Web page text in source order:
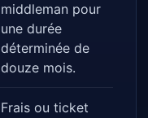
middleman pour
une durée
déterminée de
douze mois.
Frais ou ticket